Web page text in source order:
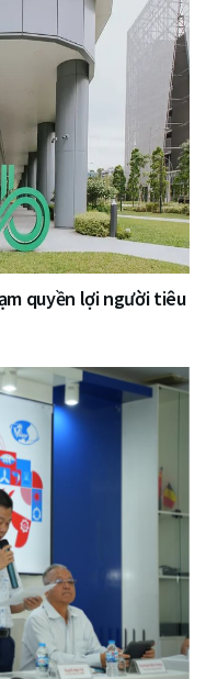
quyền lợi người tiêu